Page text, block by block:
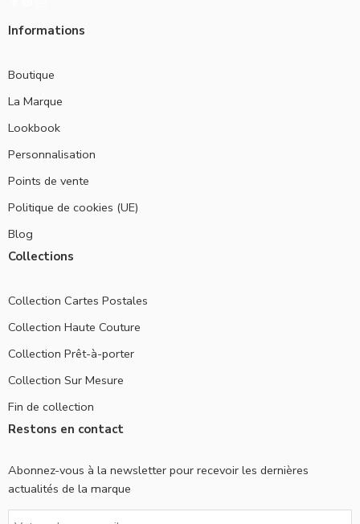
Informations
Boutique
La Marque
Lookbook
Personnalisation
Points de vente
Politique de cookies (UE)
Blog
Collections
Collection Cartes Postales
Collection Haute Couture
Collection Prêt-à-porter
Collection Sur Mesure
Fin de collection
Restons en contact
Abonnez-vous à la newsletter pour recevoir les dernières
actualités de la marque